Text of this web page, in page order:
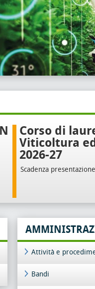
Corso di
Viticoltura
2026-27
Scadenza
Attività e
Bandi